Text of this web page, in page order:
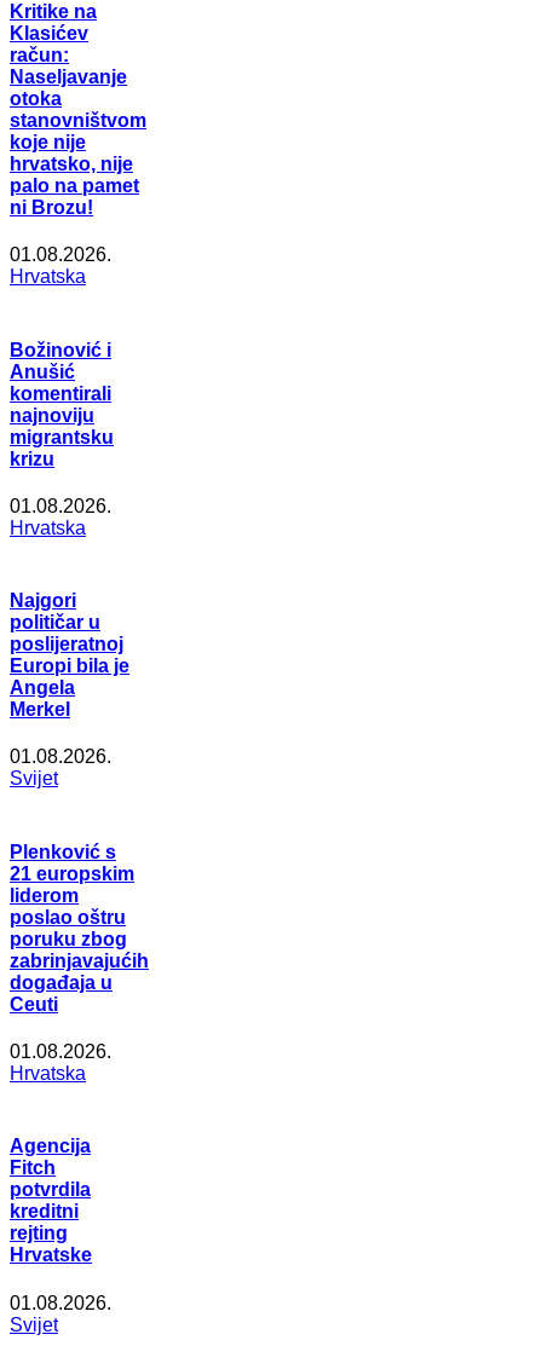
Kritike na
Klasićev
račun:
Naseljavanje
otoka
stanovništvom
koje nije
hrvatsko, nije
palo na pamet
ni Brozu!
01.08.2026.
Hrvatska
Božinović i
Anušić
komentirali
najnoviju
migrantsku
krizu
01.08.2026.
Hrvatska
Najgori
političar u
poslijeratnoj
Europi bila je
Angela
Merkel
01.08.2026.
Svijet
Plenković s
21 europskim
liderom
poslao oštru
poruku zbog
zabrinjavajućih
događaja u
Ceuti
01.08.2026.
Hrvatska
Agencija
Fitch
potvrdila
kreditni
rejting
Hrvatske
01.08.2026.
Svijet